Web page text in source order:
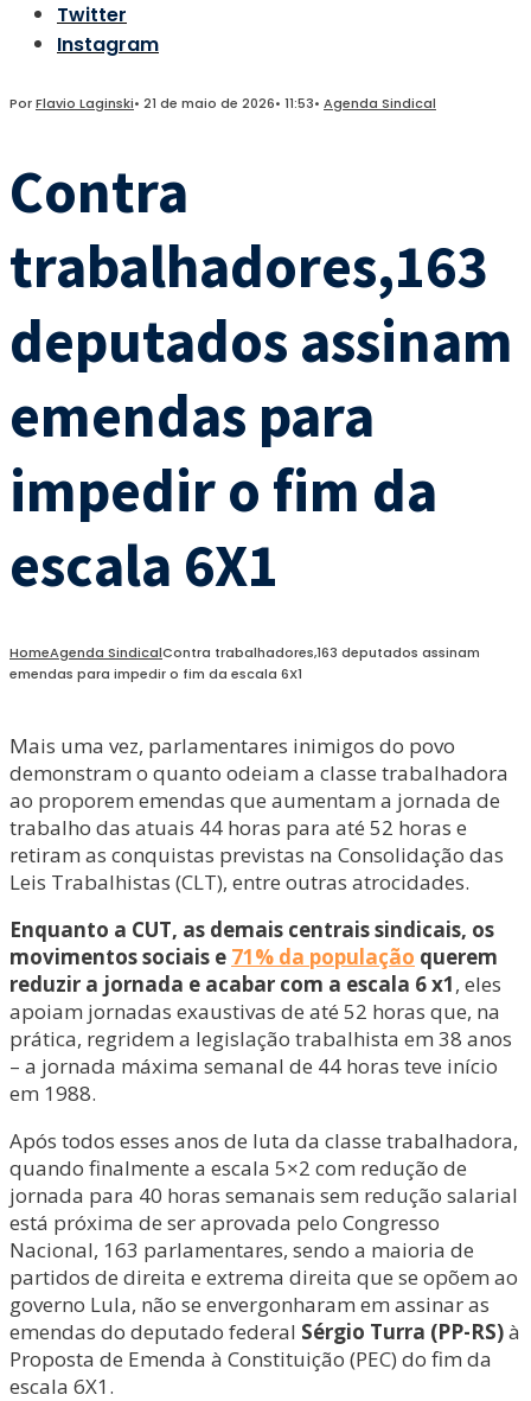
Twitter
Instagram
PorFlavio Laginski• 21 de maio de 2026• 11:53• Agenda Sindical
Contra
trabalhadores,163
deputados assinam
emendas para
impedir o fim da
escala 6X1
HomeAgenda SindicalContra trabalhadores,163 deputados assinam
emendas para impedir o fim da escala 6X1
Mais uma vez, parlamentares inimigos do povo
demonstram o quanto odeiam a classe trabalhadora
ao proporem emendas que aumentam a jornada de
trabalho das atuais 44 horas para até 52 horas e
retiram as conquistas previstas na Consolidação das
Leis Trabalhistas (CLT), entre outras atrocidades.
Enquanto a CUT, as demais centrais sindicais, os
movimentos sociais e 71% da população querem
reduzir a jornada e acabar com a escala 6 x1, eles
apoiam jornadas exaustivas de até 52 horas que, na
prática, regridem a legislação trabalhista em 38 anos
– a jornada máxima semanal de 44 horas teve início
em 1988.
Após todos esses anos de luta da classe trabalhadora,
quando finalmente a escala 5×2 com redução de
jornada para 40 horas semanais sem redução salarial
está próxima de ser aprovada pelo Congresso
Nacional, 163 parlamentares, sendo a maioria de
partidos de direita e extrema direita que se opõem ao
governo Lula, não se envergonharam em assinar as
emendas do deputado federal Sérgio Turra (PP-RS)à
Proposta de Emenda à Constituição (PEC) do fim da
escala 6X1.